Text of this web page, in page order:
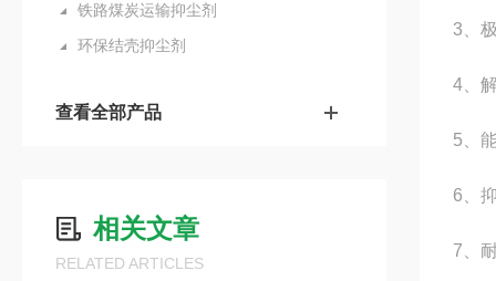
铁路煤炭运输抑尘剂
环保结壳抑尘剂
查看全部产品
相关文章
RELATED ARTICLES
3、
4、
5、
6、
7、